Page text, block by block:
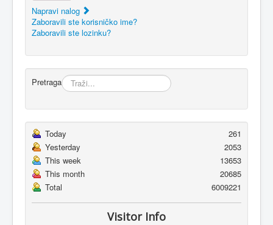
Napravi nalog
Zaboravili ste korisničko ime?
Zaboravili ste lozinku?
Pretraga
Today
261
Yesterday
2053
This week
13653
This month
20685
Total
6009221
Visitor Info